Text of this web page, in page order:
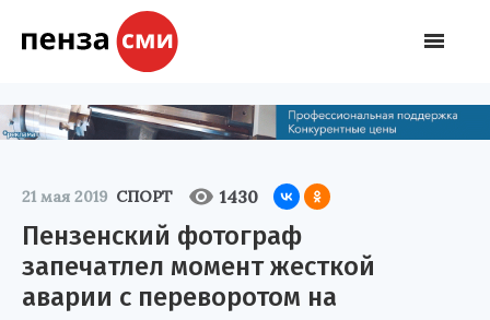
21 мая 2019 СПОРТ 1430
Пензенский фотограф
запечатлел момент жесткой
аварии с переворотом на